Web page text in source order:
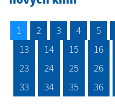
1 2 3 4 5
13
14 15 16
23
24 25 26
33
34 35 36